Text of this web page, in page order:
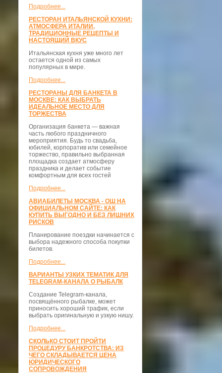
Подробнее...
РЕСТОРАН ИТАЛЬЯНСКОЙ КУХНИ:
АТМОСФЕРА ИТАЛИИ,
ТРАДИЦИОННЫЕ РЕЦЕПТЫ И
НАСТОЯЩИЙ ВКУС
Итальянская кухня уже много лет
остается одной из самых
популярных в мире.
Подробнее...
РЕСТОРАНЫ ДЛЯ БАНКЕТА В
МОСКВЕ: КАК ВЫБРАТЬ
ИДЕАЛЬНОЕ МЕСТО ДЛЯ
ТОРЖЕСТВА
Организация банкета — важная
часть любого праздничного
мероприятия. Будь то свадьба,
юбилей, корпоратив или семейное
торжество, правильно выбранная
площадка создает атмосферу
праздника и делает событие
комфортным для всех гостей
Подробнее...
АВИАБИЛЕТЫ МОСКВА - ОШ НА
ОФИЦИАЛЬНОМ САЙТЕ: КАК
КУПИТЬ ВЫГОДНО И БЕЗ ЛИШНИХ
РИСКОВ
Планирование поездки начинается с
выбора надежного способа покупки
билетов.
Подробнее...
ВАРИАНТЫ УЗКИХ ТЕМАТИК ДЛЯ
TELEGRAM-КАНАЛА О РЫБАЛК
Создание Telegram-канала,
посвящённого рыбалке, может
приносить хороший трафик, если
выбрать оригинальную и узкую нишу.
Подробнее...
СКОЛЬКО СТОИТ ПРОЙТИ
ПРОЦЕДУРУ БАНКРОТСТВА: ИЗ
ЧЕГО СКЛАДЫВАЕТСЯ ЦЕНА
ЮРИДИЧЕСКОГО
СОПРОВОЖДЕНИЯ